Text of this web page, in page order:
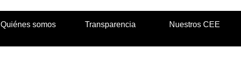
Quiénes somos Transparencia Nuestros CEE